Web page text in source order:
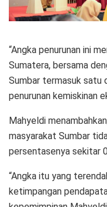
“Angka penurunan ini
Sumatera, bersama
Sumbar termasuk satu
penurunan kemiskinan
Mahyeldi
masyarakat Sumbar
persentasenya sekitar
“Angka itu yang
ketimpangan